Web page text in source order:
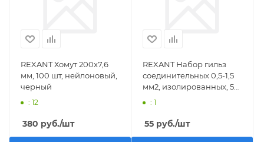
REXANT Хомут 200х7,6
мм, 100 шт, нейлоновый,
черный
: 12
380 руб./шт
REXANT Набор гильз
соединительных 0,5-1,5
мм2, изолированных, 5
: 1
55 руб./шт